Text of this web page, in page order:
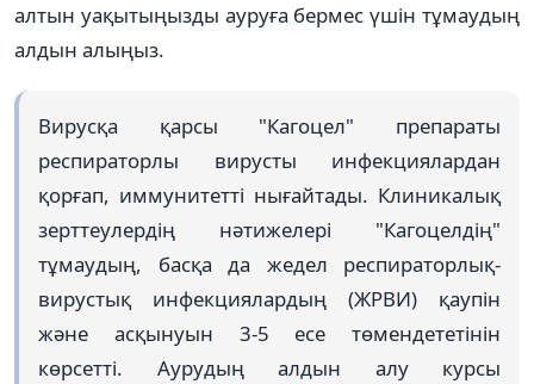
алтын уақытыңызды ауруға бермес үшін тұмаудың
алдын алыңыз.
Вирусқа қарсы "Кагоцел" препараты
респираторлы вирусты инфекциялардан
қорғап, иммунитетті нығайтады. Клиникалық
зерттеулердің нәтижелері "Кагоцелдің"
тұмаудың, басқа да жедел респираторлық-
вирустық инфекциялардың (ЖРВИ) қаупін
және асқынуын 3-5 есе төмендететінін
көрсетті. Аурудың алдын алу курсы